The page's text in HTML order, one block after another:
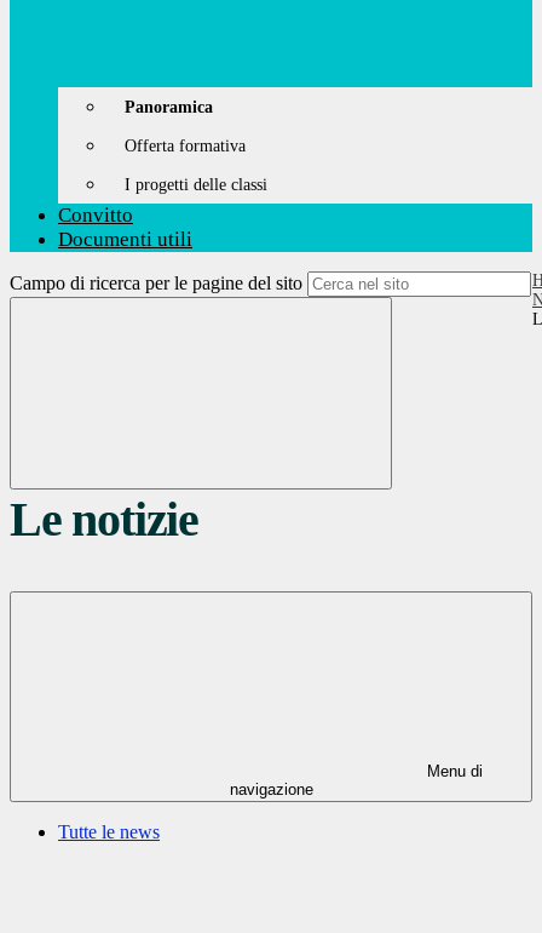
Panoramica
Offerta formativa
I progetti delle classi
Convitto
Documenti utili
Campo di ricerca per le pagine del sito
Le notizie
Menu di
navigazione
Tutte le news